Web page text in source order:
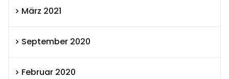
März 2021
September 2020
Februar 2020